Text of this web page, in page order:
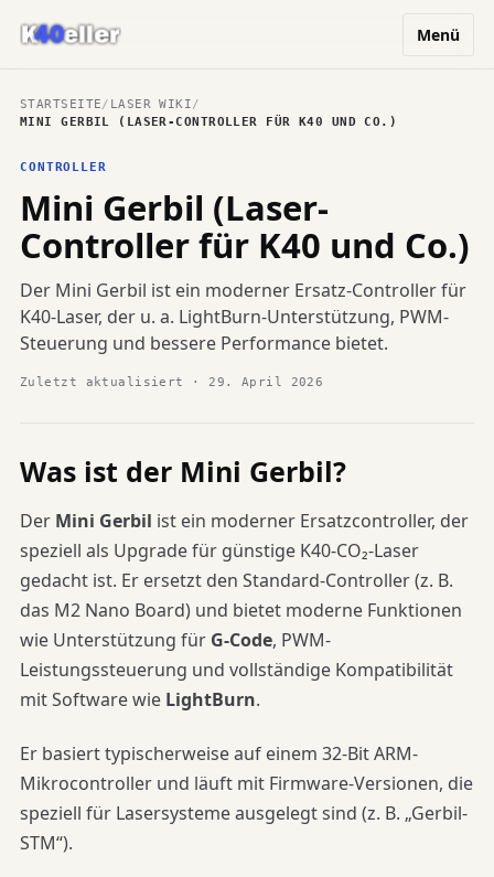
Menü
STARTSEITE/ LASER WIKI/
MINI GERBIL (LASER-CONTROLLER FÜR K40 UND CO.)
CONTROLLER
Mini Gerbil (Laser-
Controller für K40 und Co.)
Der Mini Gerbil ist ein moderner Ersatz-Controller für
K40-Laser, der u. a. LightBurn-Unterstützung, PWM-
Steuerung und bessere Performance bietet.
Zuletzt aktualisiert · 29. April 2026
Was ist der Mini Gerbil?
Der Mini Gerbil ist ein moderner Ersatzcontroller, der
speziell als Upgrade für günstige K40-CO₂-Laser
gedacht ist. Er ersetzt den Standard-Controller (z. B.
das M2 Nano Board) und bietet moderne Funktionen
wie Unterstützung für G-Code, PWM-
Leistungssteuerung und vollständige Kompatibilität
mit Software wie LightBurn.
Er basiert typischerweise auf einem 32-Bit ARM-
Mikrocontroller und läuft mit Firmware-Versionen, die
speziell für Lasersysteme ausgelegt sind (z. B. „Gerbil-
STM“).